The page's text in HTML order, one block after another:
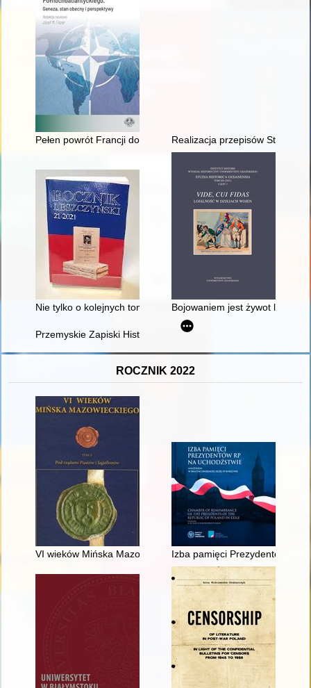
Pełen powrót Francji do struktury dowodzenia NATO w 2009
Realizacja przepisów Statutów
Nie tylko o kolejnych tomach "Rocznika Leszczyńskiego"
Bojowaniem jest żywot ludzki,
Przemyskie Zapiski Historyczne : studia i materiały
ROCZNIK 2022
VI wieków Mińska Mazowieckiego. T. 2,Izba pamięci Prezydentów RP